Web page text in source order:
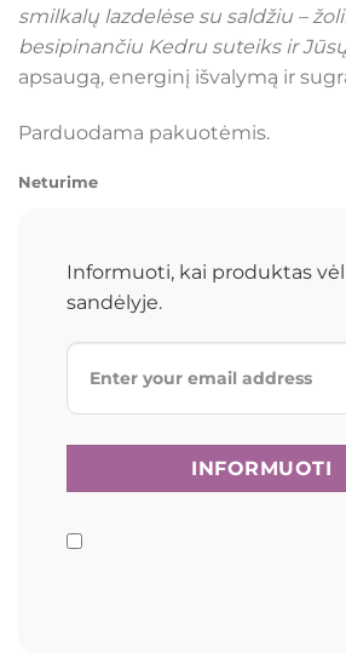
smilkalų lazdelėse su saldžiu –
besipinančiu Kedru suteiks ir
apsaugą, energinį išvalymą ir
Parduodama pakuotėmis.
Neturime
Informuoti, kai produktas
sandėlyje.